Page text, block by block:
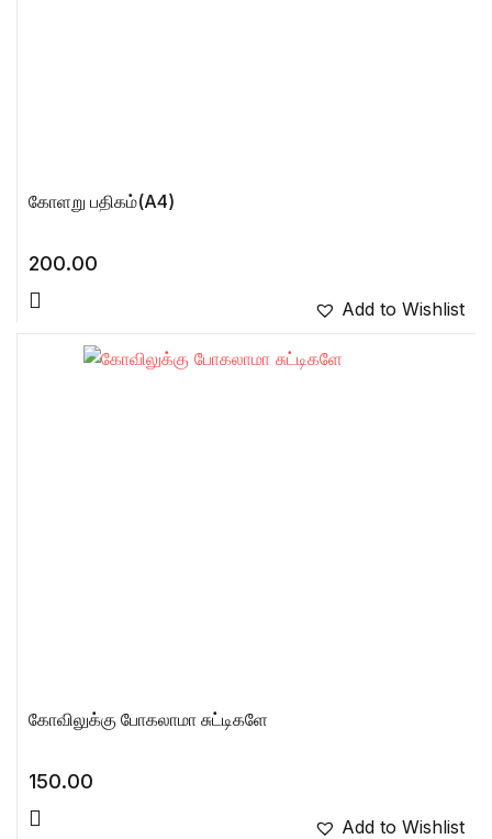
கோளறு பதிகம்(A4)
200.00
Add to Wishlist
கோவிலுக்கு போகலாமா சுட்டிகளே
150.00
Add to Wishlist